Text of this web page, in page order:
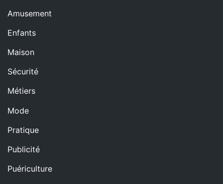
Amusement
Enfants
Maison
Sécurité
Métiers
Mode
Pratique
Publicité
Puériculture